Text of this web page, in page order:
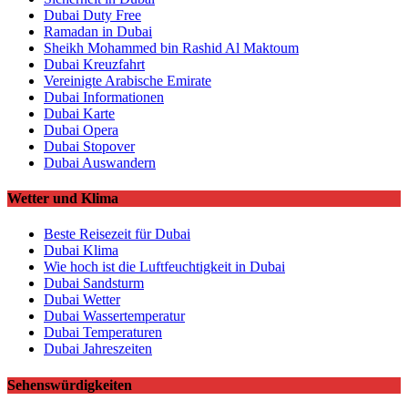
Dubai Duty Free
Ramadan in Dubai
Sheikh Mohammed bin Rashid Al Maktoum
Dubai Kreuzfahrt
Vereinigte Arabische Emirate
Dubai Informationen
Dubai Karte
Dubai Opera
Dubai Stopover
Dubai Auswandern
Wetter und Klima
Beste Reisezeit für Dubai
Dubai Klima
Wie hoch ist die Luftfeuchtigkeit in Dubai
Dubai Sandsturm
Dubai Wetter
Dubai Wassertemperatur
Dubai Temperaturen
Dubai Jahreszeiten
Sehenswürdigkeiten